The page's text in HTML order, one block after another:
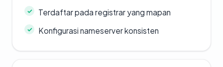
Terdaftar pada registrar yang mapan
Konfigurasi nameserver konsisten